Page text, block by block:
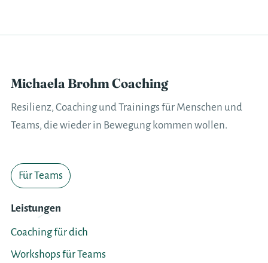
Michaela Brohm Coaching
Resilienz, Coaching und Trainings für Menschen und
Teams, die wieder in Bewegung kommen wollen.
Für Teams
Leistungen
Coaching für dich
Workshops für Teams